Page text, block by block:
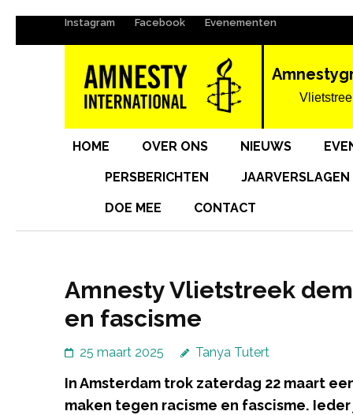
naar
Instagram Facebook Evenementen
HOME OVER ONS NIEUWS
PERSBERICHTEN JAARVERSLAGEN
DOE MEE CONTACT
Amnesty Vlietstreek
en fascisme
25 maart 2025 Tanya Tutert
In Amsterdam trok zaterdag 22 maart
maken tegen racisme en fascisme.